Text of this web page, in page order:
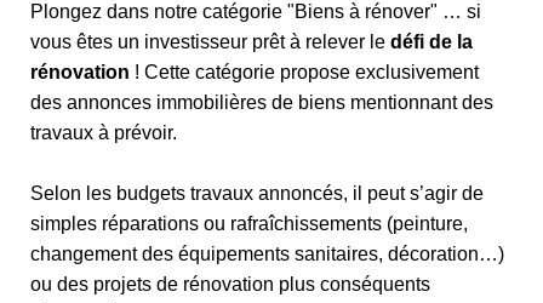
Plongez dans notre catégorie "Biens à rénover" … si
vous êtes un investisseur prêt à relever le défi de la
rénovation ! Cette catégorie propose exclusivement
des annonces immobilières de biens mentionnant des
travaux à prévoir.
Selon les budgets travaux annoncés, il peut s’agir de
simples réparations ou rafraîchissements (peinture,
changement des équipements sanitaires, décoration…)
ou des projets de rénovation plus conséquents